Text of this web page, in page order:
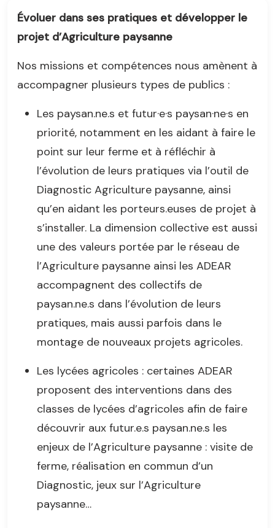
Évoluer dans ses pratiques et développer le
projet d’Agriculture paysanne
Nos missions et compétences nous amènent à
accompagner plusieurs types de publics :
Les paysan.ne.s et futur·e·s paysan·ne·s en
priorité, notamment en les aidant à faire le
point sur leur ferme et à réfléchir à
l’évolution de leurs pratiques via l’outil de
Diagnostic Agriculture paysanne, ainsi
qu’en aidant les porteurs.euses de projet à
s’installer. La dimension collective est aussi
une des valeurs portée par le réseau de
l’Agriculture paysanne ainsi les ADEAR
accompagnent des collectifs de
paysan.ne.s dans l’évolution de leurs
pratiques, mais aussi parfois dans le
montage de nouveaux projets agricoles.
Les lycées agricoles : certaines ADEAR
proposent des interventions dans des
classes de lycées d’agricoles afin de faire
découvrir aux futur.e.s paysan.ne.s les
enjeux de l’Agriculture paysanne : visite de
ferme, réalisation en commun d’un
Diagnostic, jeux sur l’Agriculture
paysanne…